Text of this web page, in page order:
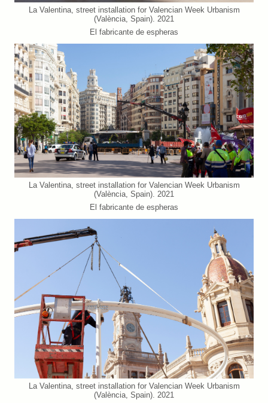
La Valentina, street installation for Valencian Week Urbanism
(València, Spain). 2021
El fabricante de espheras
La Valentina, street installation for Valencian Week Urbanism
(València, Spain). 2021
El fabricante de espheras
La Valentina, street installation for Valencian Week Urbanism
(València, Spain). 2021